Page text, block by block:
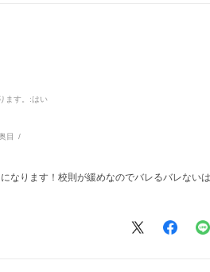
す。 :はい
目
なります！校則が緩めなのでバレるバレない